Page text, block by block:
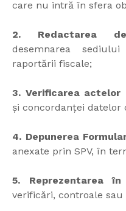
care nu intră în sfera
2. Redactarea
desemnarea
raportării fiscale;
3. Verificarea actelor
și concordanței datelor
4. Depunerea
anexate prin SPV, în
5. Reprezentarea
verificări, controale sau